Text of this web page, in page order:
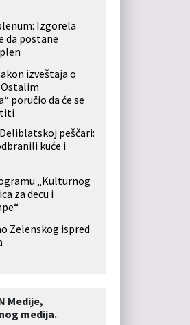
Izgorela
da postane
izveštaja o
poručio da će se
peščari:
kuće i
„Kulturnog
za decu i
Zelenskog ispred
Medije,
medija.